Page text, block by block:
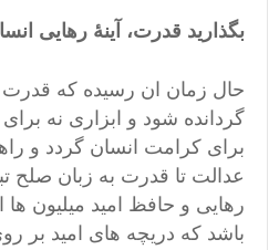
بگذارید قدرت، آینهٔ رهایی
حال زمان ان رسیده که قدرت
گردانده شود و ابزاری نه
برای کرامت انسان گردد و
عدالت تا قدرت به زبان صلح
رهایی و حافظ امید میلیون
باشد که دریچه های امید بر